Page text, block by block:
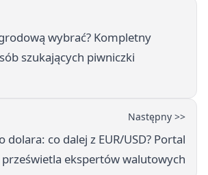
wybrać? Kompletny
szukających piwniczki
Następny >>
dolara: co dalej z EUR/USD? Portal
prześwietla ekspertów walutowych